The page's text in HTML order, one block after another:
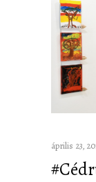
április 23,